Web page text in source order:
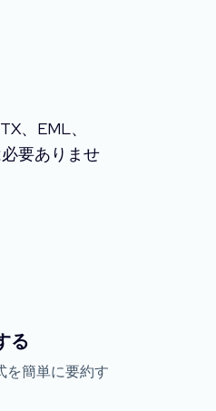
、EML、
要ありませ
る
を簡単に要約す